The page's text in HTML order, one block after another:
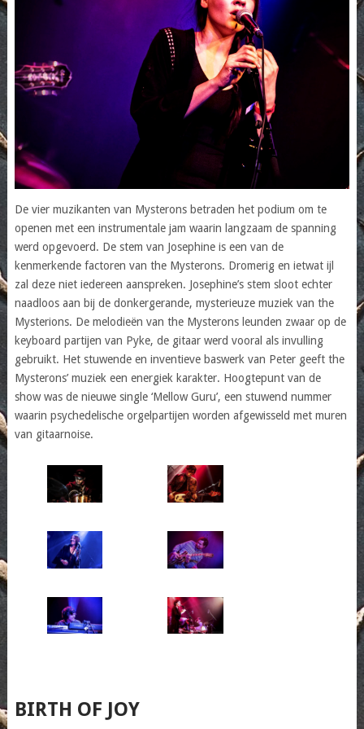
De vier muzikanten van Mysterons betraden het podium om te
openen met een instrumentale jam waarin langzaam de spanning
werd opgevoerd. De stem van Josephine is een van de
kenmerkende factoren van the Mysterons. Dromerig en ietwat ijl
zal deze niet iedereen aanspreken. Josephine’s stem sloot echter
naadloos aan bij de donkergerande, mysterieuze muziek van the
Mysterions. De melodieën van the Mysterons leunden zwaar op de
keyboard partijen van Pyke, de gitaar werd vooral als invulling
gebruikt. Het stuwende en inventieve baswerk van Peter geeft the
Mysterons’ muziek een energiek karakter. Hoogtepunt van de
show was de nieuwe single ‘Mellow Guru’, een stuwend nummer
waarin psychedelische orgelpartijen worden afgewisseld met muren
van gitaarnoise.
BIRTH OF JOY